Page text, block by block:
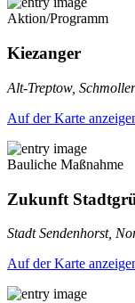
Aktion/Programm
Kiezanger
Alt-Treptow,
Auf der Karte
Bauliche Maßnahme
Zukunft
Stadt Sendenhorst,
Auf der Karte